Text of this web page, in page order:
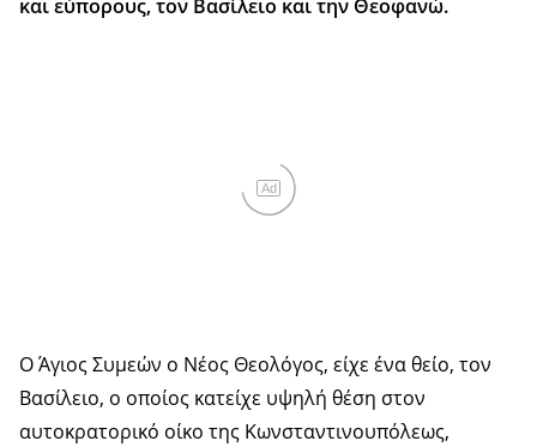
και εύπορους, τον Βασίλειο και την Θεοφανώ.
Ad
Ο Άγιος Συμεών ο Νέος Θεολόγος, είχε ένα θείο, τον
Βασίλειο, ο οποίος κατείχε υψηλή θέση στον
αυτοκρατορικό οίκο της Κωνσταντινουπόλεως,